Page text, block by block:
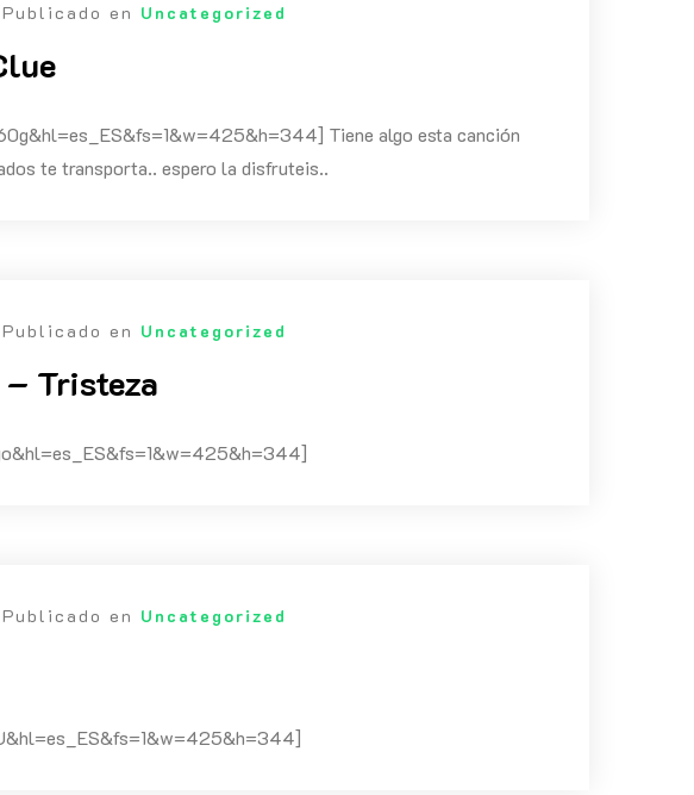
Publicado en Uncategorized
Tiene algo esta canción
te transporta.. espero la disfruteis..
Publicado en Uncategorized
Tristeza
Publicado en Uncategorized